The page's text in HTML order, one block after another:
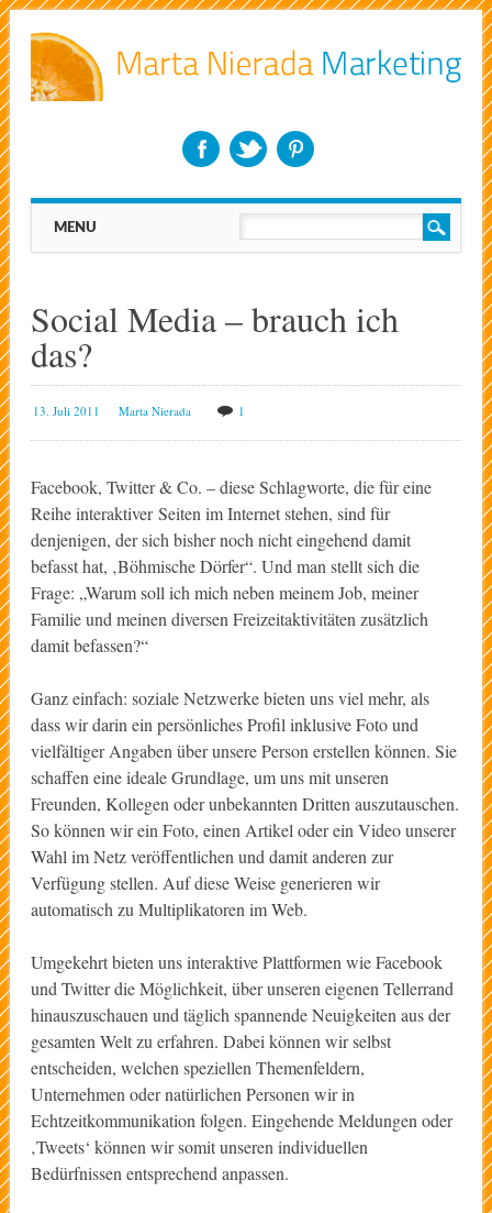
Main menu
MENU
Social Media – brauch ich
das?
13. Juli 2011 Marta Nierada 1
Facebook, Twitter & Co. – diese Schlagworte, die für eine
Reihe interaktiver Seiten im Internet stehen, sind für
denjenigen, der sich bisher noch nicht eingehend damit
befasst hat, ‚Böhmische Dörfer“. Und man stellt sich die
Frage: „Warum soll ich mich neben meinem Job, meiner
Familie und meinen diversen Freizeitaktivitäten zusätzlich
damit befassen?“
Ganz einfach: soziale Netzwerke bieten uns viel mehr, als
dass wir darin ein persönliches Profil inklusive Foto und
vielfältiger Angaben über unsere Person erstellen können. Sie
schaffen eine ideale Grundlage, um uns mit unseren
Freunden, Kollegen oder unbekannten Dritten auszutauschen.
So können wir ein Foto, einen Artikel oder ein Video unserer
Wahl im Netz veröffentlichen und damit anderen zur
Verfügung stellen. Auf diese Weise generieren wir
automatisch zu Multiplikatoren im Web.
Umgekehrt bieten uns interaktive Plattformen wie Facebook
und Twitter die Möglichkeit, über unseren eigenen Tellerrand
hinauszuschauen und täglich spannende Neuigkeiten aus der
gesamten Welt zu erfahren. Dabei können wir selbst
entscheiden, welchen speziellen Themenfeldern,
Unternehmen oder natürlichen Personen wir in
Echtzeitkommunikation folgen. Eingehende Meldungen oder
‚Tweets‘ können wir somit unseren individuellen
Bedürfnissen entsprechend anpassen.